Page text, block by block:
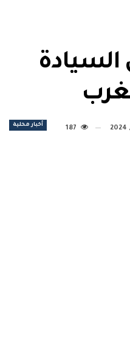
أخبار محلية 187